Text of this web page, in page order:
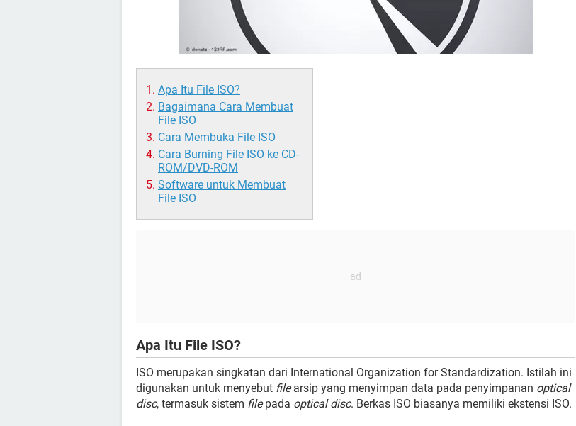
Apa Itu File ISO?
Bagaimana Cara Membuat
File ISO
Cara Membuka File ISO
Cara Burning File ISO ke CD-
ROM/DVD-ROM
Software untuk Membuat
File ISO
Apa Itu File ISO?
ISO merupakan singkatan dari International Organization for Standardization. Istilah ini
digunakan untuk menyebut filearsip yang menyimpan data pada penyimpanan optical
disc, termasuk sistem filepada optical disc. Berkas ISO biasanya memiliki ekstensi ISO.